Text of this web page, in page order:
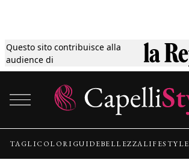
Questo sito contribuisce alla
audience di
Tagli
Colori
Guide
TAGLICOLORI GUIDEBELLEZZALIFESTYLE